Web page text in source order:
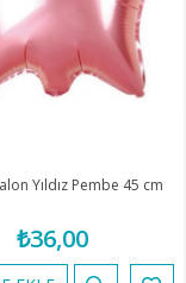
Yıldız Pembe 45 cm
₺36,00